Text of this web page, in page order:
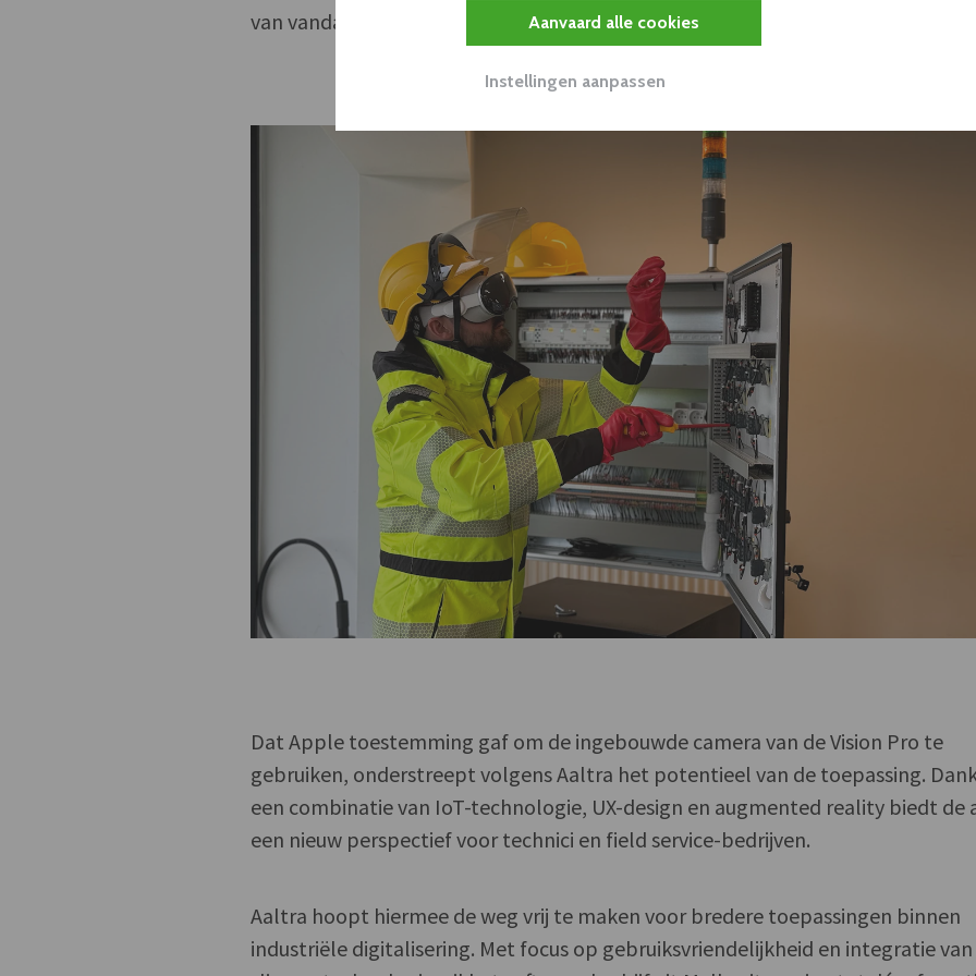
Aanvaard alle cookies
Instellingen aanpassen
van vandaag én morgen beter ondersteunen.
Dat Apple toestemming gaf om de ingebouwde camera van de Vision Pro te
gebruiken, onderstreept volgens Aaltra het potentieel van de toepassing.
een combinatie van IoT-technologie, UX-design en augmented reality biedt de
een nieuw perspectief voor technici en field service-bedrijven.
Aaltra hoopt hiermee de weg vrij te maken voor bredere toepassingen binnen
industriële digitalisering. Met focus op gebruiksvriendelijkheid en integratie van